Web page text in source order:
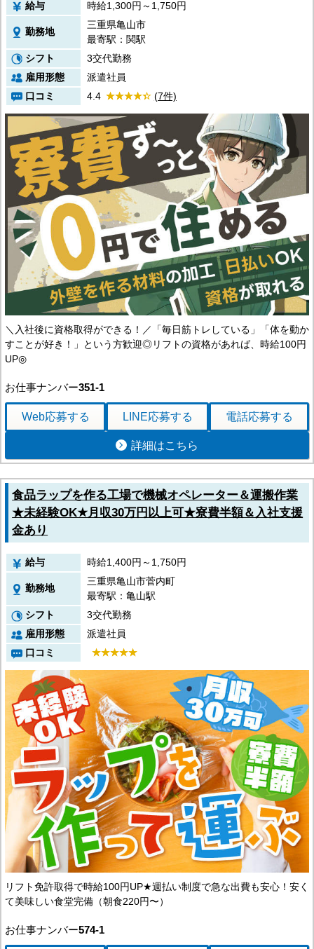
給与 時給1,300円～1,750円
勤務地
三重県亀山市
最寄駅：関駅
シフト
3交代勤務
雇用形態
派遣社員
口コミ
4.4 (7件)
＼入社後に資格取得ができる！／「毎日筋トレしている」「体を動か
すことが好き！」という方歓迎◎リフトの資格があれば、時給100円
UP◎
お仕事ナンバー351-1
Web応募する LINE応募する 電話応募する
詳細はこちら
食品ラップを作る工場で機械オペレーター＆運搬作業
★未経験OK★月収30万円以上可★寮費半額＆入社支援
金あり
給与 時給1,400円～1,750円
勤務地
三重県亀山市菅内町
最寄駅：亀山駅
シフト
3交代勤務
雇用形態
派遣社員
口コミ
リフト免許取得で時給100円UP★週払い制度で急な出費も安心！安く
て美味しい食堂完備（朝食220円〜）
お仕事ナンバー574-1